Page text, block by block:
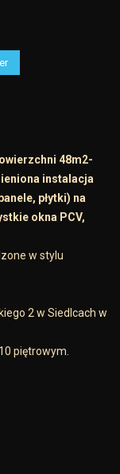
48m2-
instalacja
płytki) na
okna PCV,
w stylu
2 w Siedlcach w
piętrowym.